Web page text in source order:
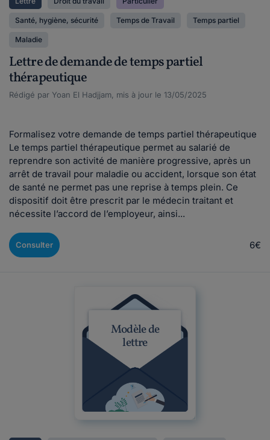
Santé, hygiène, sécurité Temps de Travail Temps partiel
Maladie
Lettre de demande de temps partiel
thérapeutique
Rédigé par Yoan El Hadjjam, mis à jour le 13/05/2025
Formalisez votre demande de temps partiel thérapeutique
Le temps partiel thérapeutique permet au salarié de
reprendre son activité de manière progressive, après un
arrêt de travail pour maladie ou accident, lorsque son état
de santé ne permet pas une reprise à temps plein. Ce
dispositif doit être prescrit par le médecin traitant et
nécessite l’accord de l’employeur, ainsi...
Consulter 6€
Modèle de
lettre